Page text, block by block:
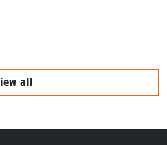
all